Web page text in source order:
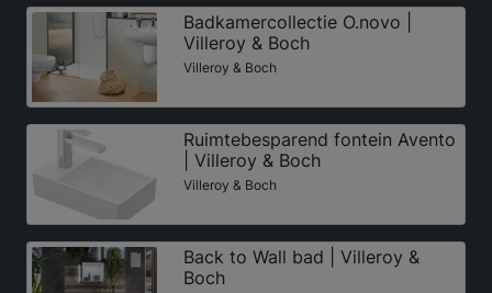
Badkamercollectie O.novo |
Villeroy & Boch
Villeroy & Boch
Ruimtebesparend fontein Avento
| Villeroy & Boch
Villeroy & Boch
Back to Wall bad | Villeroy &
Boch